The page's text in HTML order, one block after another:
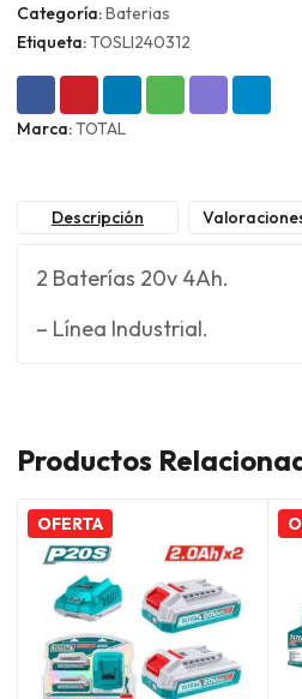
Categoría:Baterias
Etiqueta:TOSLI240312
Marca:TOTAL
Descripción
2 Baterías 20v 4Ah.
– Línea Industrial.
Productos
OFERTA